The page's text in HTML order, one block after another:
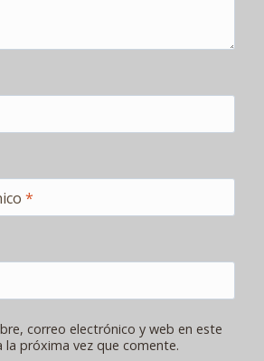
*
correo electrónico y web en este
la próxima vez que comente.